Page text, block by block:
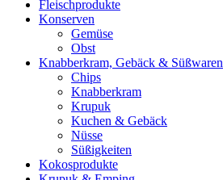
Fleischprodukte
Konserven
Gemüse
Obst
Knabberkram, Gebäck & Süßwaren
Chips
Knabberkram
Krupuk
Kuchen & Gebäck
Nüsse
Süßigkeiten
Kokosprodukte